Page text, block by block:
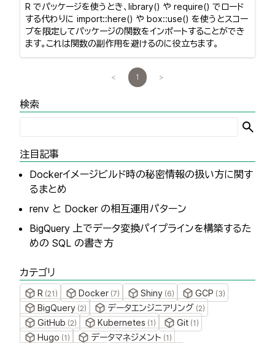
R でパッケージを使うとき、library() や require() でロード
する代わりに import::here() や box::use() を使うとスコー
プを限定してパッケージの関数をインポートすることができ
ます。これは関数の副作用を避けるのに役立ちます。
< 1 >
検索
注目記事
Dockerイメージビルド時の秘密情報の扱い方に関す
るまとめ
renv と Docker の相互運用パターン
BigQuery 上でデータ変換パイプラインを構築するた
めの SQL の書き方
カテゴリ
R (21) Docker (7) Shiny (6) GCP (3)
BigQuery (2) データエンジニアリング (2)
GitHub (2) Kubernetes (1) Git (1)
Hugo (1) データマネジメント (1)